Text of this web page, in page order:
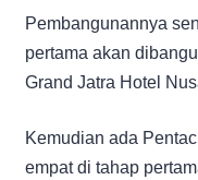
Pembangunannya
pertama akan
Grand Jatra Hotel
Kemudian ada
empat di tahap